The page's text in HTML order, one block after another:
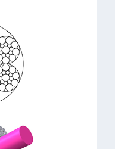
Material
Eigenschaften